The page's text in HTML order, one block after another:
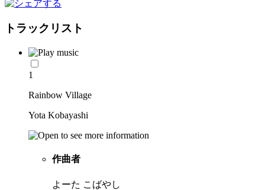
トラックリスト
1
Rainbow Village
Yota Kobayashi
作曲者
よーた こばやし